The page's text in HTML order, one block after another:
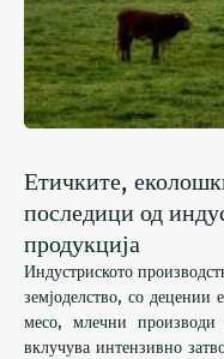
Етичките,
последици од
продукција
Индустриското
земјоделство, со децении
месо, млечни производи
вклучува интензивно